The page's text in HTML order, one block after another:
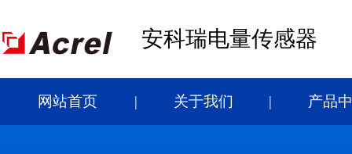
安科瑞电量传感器
网站首页 关于我们 产品